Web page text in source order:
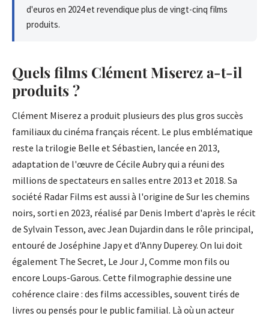
d'euros en 2024 et revendique plus de vingt-cinq films
produits.
Quels films Clément Miserez a-t-il
produits ?
Clément Miserez a produit plusieurs des plus gros succès
familiaux du cinéma français récent. Le plus emblématique
reste la trilogie Belle et Sébastien, lancée en 2013,
adaptation de l'œuvre de Cécile Aubry qui a réuni des
millions de spectateurs en salles entre 2013 et 2018. Sa
société Radar Films est aussi à l'origine de Sur les chemins
noirs, sorti en 2023, réalisé par Denis Imbert d'après le récit
de Sylvain Tesson, avec Jean Dujardin dans le rôle principal,
entouré de Joséphine Japy et d'Anny Duperey. On lui doit
également The Secret, Le Jour J, Comme mon fils ou
encore Loups-Garous. Cette filmographie dessine une
cohérence claire : des films accessibles, souvent tirés de
livres ou pensés pour le public familial. Là où un acteur